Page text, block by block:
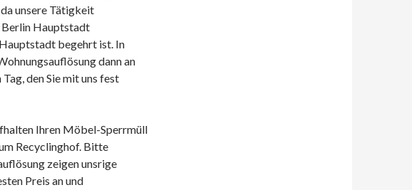
unsere Tätigkeit
Berlin Hauptstadt
begehrt ist. In
dann an
den Sie mit uns fest
Ihren Möbel-Sperrmüll
Recyclinghof. Bitte
zeigen unsrige
Preis an und